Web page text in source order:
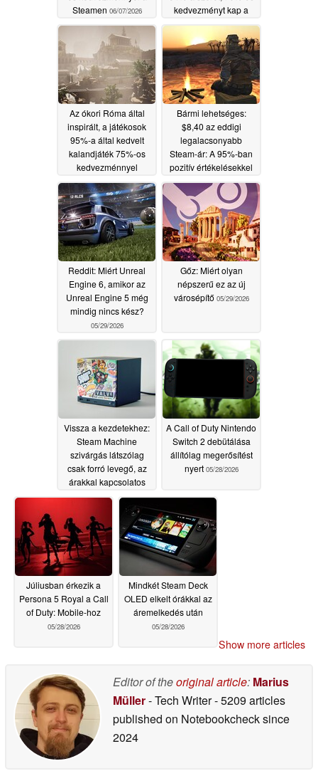
Steamen 06/07/2026
kedvezményt kap a
Steamen06/06/2026
Az ókori Róma által
inspirált, a játékosok
95%-a által kedvelt
kalandjáték 75%-os
kedvezménnyel
kapható a Steamen
06/02/2026
Bármi lehetséges:
$8,40 az eddigi
legalacsonyabb
Steam-ár: A 95%-ban
pozitív értékelésekkel
rendelkező homokozós
RPG minden idők
legalacsonyabb
Steam-árát éri el
05/29/2026
Reddit: Miért Unreal
Engine 6, amikor az
Unreal Engine 5 még
mindig nincs kész?
05/29/2026
Gőz: Miért olyan
népszerű ez az új
városépítő 05/29/2026
Vissza a kezdetekhez:
Steam Machine
szivárgás látszólag
csak forró levegő, az
árakkal kapcsolatos
aggodalmak nőnek
A Call of Duty Nintendo
Switch 2 debütálása
állítólag megerősítést
nyert 05/28/2026
Júliusban érkezik a
Persona 5 Royal a Call
of Duty: Mobile-hoz
05/28/2026
Mindkét Steam Deck
OLED elkelt órákkal az
áremelkedés után
05/28/2026
Show more articles
Editor of theoriginal article: Marius
Müller- Tech Writer- 5209 articles
published on Notebookchecksince
2024